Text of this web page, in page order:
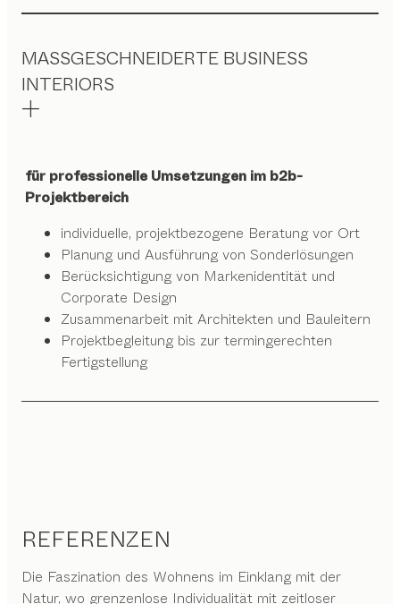
MASSGESCHNEIDERTE BUSINESS
INTERIORS
für professionelle Umsetzungen im b2b-
Projektbereich
individuelle, projektbezogene Beratung vor Ort
Planung und Ausführung von Sonderlösungen
Berücksichtigung von Markenidentität und
Corporate Design
Zusammenarbeit mit Architekten und Bauleitern
Projektbegleitung bis zur termingerechten
Fertigstellung
REFERENZEN
Die Faszination des Wohnens im Einklang mit der
Natur, wo grenzenlose Individualität mit zeitloser